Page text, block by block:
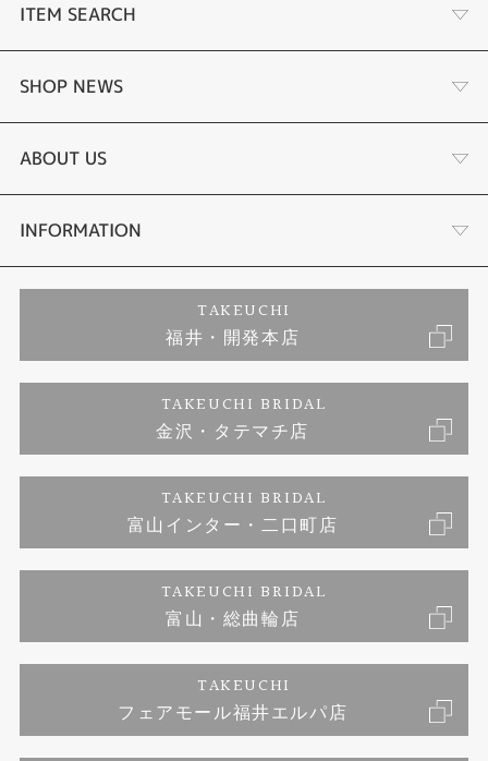
ITEM SEARCH
婚約指輪
結婚指輪
セットリング
エタニティーリング
婚約ネックレス
SHOP NEWS
サプライズプロポーズ相談室
ダイヤモンドカッターブランド
アフターメンテナンス
金澤工房｜手作りペアリング
金澤工房｜手作り結婚指輪
金澤工房｜手作り婚約指輪プロポーズプラン
ABOUT US
店舗情報
お客様の声
INFORMATION
プライバシーポリシー
TAKEUCHI
福井・開発本店
TAKEUCHI BRIDAL
金沢・タテマチ店
TAKEUCHI BRIDAL
富山インター・二口町店
TAKEUCHI BRIDAL
富山・総曲輪店
TAKEUCHI
フェアモール福井エルパ店